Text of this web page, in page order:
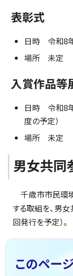
表彰式
日時 令和8
場所 未定
入賞作品等
日時 令和8年
度の予定）
場所 未定
男女共同
千歳市市民環
する取組を、男
回発行を予定）。
このペー